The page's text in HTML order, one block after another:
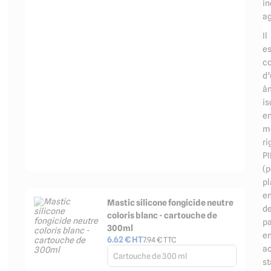
Mastic silicone fongicide neutre
coloris blanc - cartouche de
300ml
6.62€ HT7.94€ TTC
Cartouche de 300 ml